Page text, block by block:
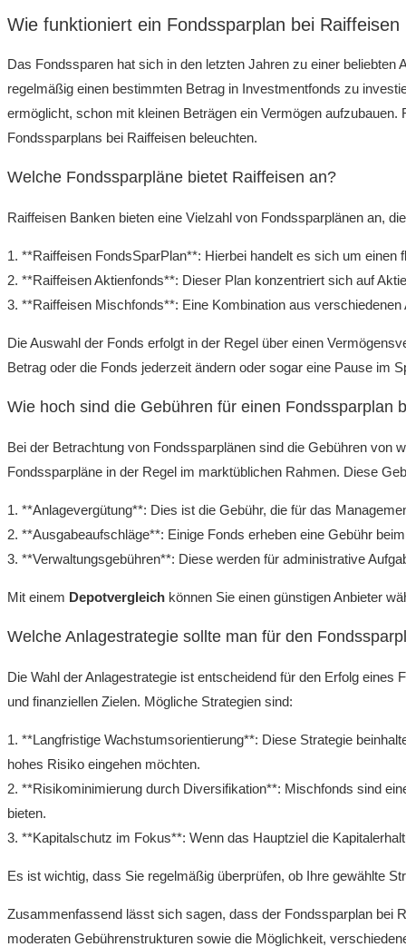
Wie funktioniert ein Fondssparplan bei
Das Fondssparen hat sich in den letzten Jahren zu einer
regelmäßig einen bestimmten Betrag in Investmentfonds zu
ermöglicht, schon mit kleinen Beträgen ein Vermögen
Fondssparplans bei Raiffeisen beleuchten.
Welche Fondssparpläne bietet Raiffeisen an?
Raiffeisen Banken bieten eine Vielzahl von Fondssparplänen an,
1. **Raiffeisen FondsSparPlan**: Hierbei handelt es sich um
2. **Raiffeisen Aktienfonds**: Dieser Plan konzentriert sich auf
3. **Raiffeisen Mischfonds**: Eine Kombination aus
Die Auswahl der Fonds erfolgt in der Regel über einen
Betrag oder die Fonds jederzeit ändern oder sogar eine Pause im
Wie hoch sind die Gebühren für einen Fondssparplan
Bei der Betrachtung von Fondssparplänen sind die Gebühren von
Fondssparpläne in der Regel im marktüblichen Rahmen. Diese
1. **Anlagevergütung**: Dies ist die Gebühr, die für das
2. **Ausgabeaufschläge**: Einige Fonds erheben eine Gebühr
3. **Verwaltungsgebühren**: Diese werden für administrative
Mit einem Depotvergleich können Sie einen günstigen Anbieter
Welche Anlagestrategie sollte man für den
Die Wahl der Anlagestrategie ist entscheidend für den Erfolg
und finanziellen Zielen. Mögliche Strategien sind:
1. **Langfristige Wachstumsorientierung**: Diese Strategie
hohes Risiko eingehen möchten.
2. **Risikominimierung durch Diversifikation**: Mischfonds sind
bieten.
3. **Kapitalschutz im Fokus**: Wenn das Hauptziel die
Es ist wichtig, dass Sie regelmäßig überprüfen, ob Ihre gewählte
Zusammenfassend lässt sich sagen, dass der Fondssparplan bei
moderaten Gebührenstrukturen sowie die Möglichkeit,